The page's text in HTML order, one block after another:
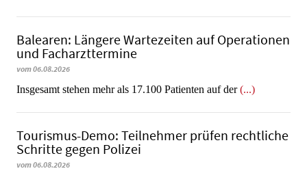
Balearen: Längere Wartezeiten auf Operationen
und Facharzttermine
vom 06.08.2026
Insgesamt stehen mehr als 17.100 Patienten auf der(...)
Tourismus-Demo: Teilnehmer prüfen rechtliche
Schritte gegen Polizei
vom 06.08.2026